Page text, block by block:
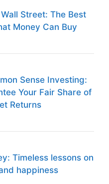
Street: The Best
Money Can Buy
Sense Investing:
Your Fair Share of
Returns
Timeless lessons on
happiness